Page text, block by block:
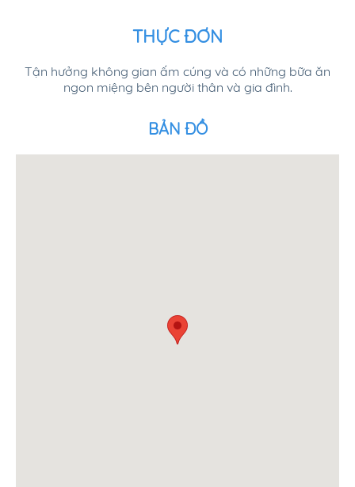
THỰC ĐƠN
Tận hưởng không gian ấm cúng và có những bữa ăn
ngon miệng bên người thân và gia đình.
BẢN ĐỒ